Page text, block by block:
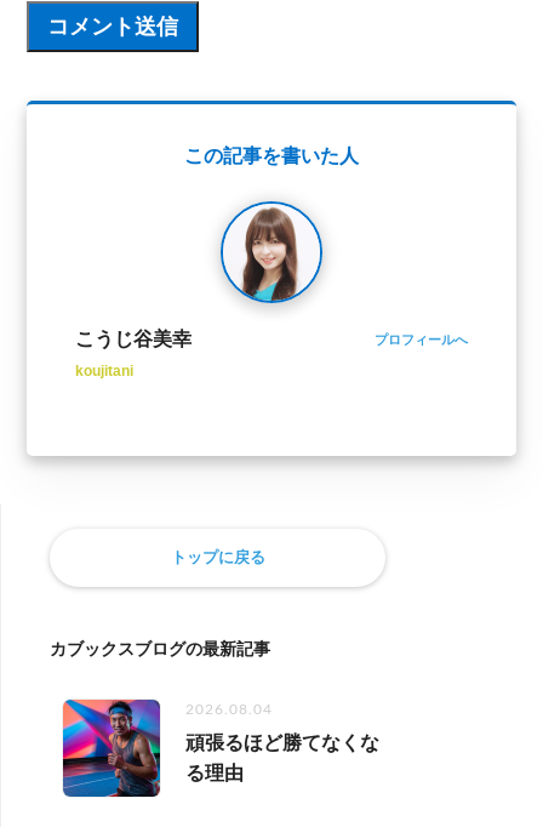
この記事を書いた人
こうじ谷美幸 プロフィールへ
koujitani
トップに戻る
カブックスブログの最新記事
2026.08.04
頑張るほど勝てなくな
る理由